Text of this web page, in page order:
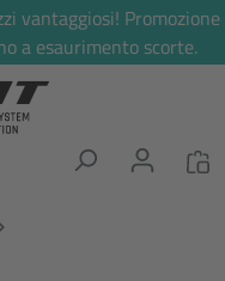
vantaggiosi! Promozione
a esaurimento scorte.